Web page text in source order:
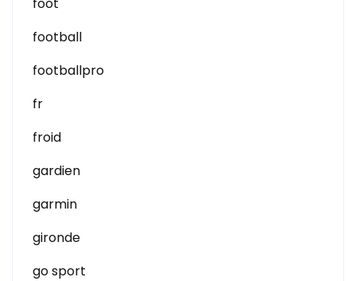
football
footballpro
fr
froid
gardien
garmin
gironde
go sport